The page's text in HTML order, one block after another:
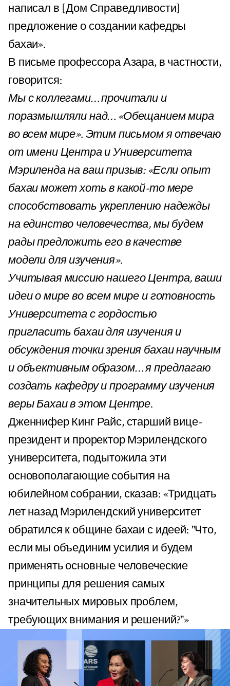
написал в [Дом Справедливости]
предложение о создании кафедры
бахаи».
В письме профессора Азара, в частности,
говорится:
Мы с коллегами… прочитали и
поразмышляли над… «Обещанием мира
во всем мире». Этим письмом я отвечаю
от имени Центра и Университета
Мэриленда на ваш призыв: «Если опыт
бахаи может хоть в какой-то мере
способствовать укреплению надежды
на единство человечества, мы будем
рады предложить его в качестве
модели для изучения».
Учитывая миссию нашего Центра, ваши
идеи о мире во всем мире и готовность
Университета с гордостью
пригласить бахаи для изучения и
обсуждения точки зрения бахаи научным
и объективным образом… я предлагаю
создать кафедру и программу изучения
веры Бахаи в этом Центре.
Дженнифер Кинг Райс, старший вице-
президент и проректор Мэрилендского
университета, подытожила эти
основополагающие события на
юбилейном собрании, сказав: «Тридцать
лет назад Мэрилендский университет
обратился к общине бахаи с идеей: "Что,
если мы объединим усилия и будем
применять основные человеческие
принципы для решения самых
значительных мировых проблем,
требующих внимания и решений?"»